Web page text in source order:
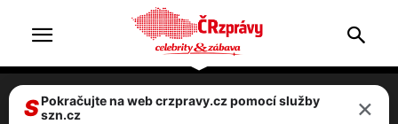
Český Lev: Senzace! Herečkou roku se
SPokračujte na web crzpravy.cz pomocí služby
szn.cz
×